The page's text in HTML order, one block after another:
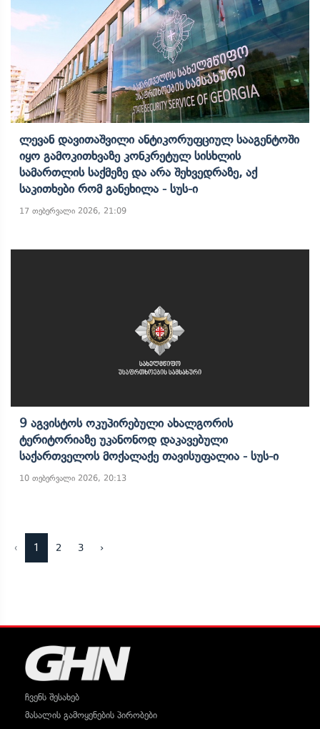
Ლევან Დავითაშვილი Ანტიკორუფციულ Სააგენტოში
Იყო Გამოკითხვაზე Კონკრეტულ Სისხლის
Სამართლის Საქმეზე Და Არა Შეხვედრაზე, Აქ
Საკითხები Რომ Განეხილა - Სუს-Ი
17 თებერვალი 2026, 21:09
9 Აგვისტოს Ოკუპირებული Ახალგორის
Ტერიტორიაზე Უკანონოდ Დაკავებული
Საქართველოს Მოქალაქე Თავისუფალია - Სუს-Ი
10 თებერვალი 2026, 20:13
‹ 1 2 3 ›
ჩვენს შესახებ
მასალის გამოყენების პირობები